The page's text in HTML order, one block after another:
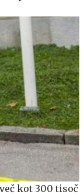
kot 300 tisoč